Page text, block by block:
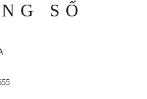
SỐ